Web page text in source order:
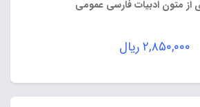
از متون ادبیات فارسی عمومی
۲,۸۵۰,۰۰۰ریال